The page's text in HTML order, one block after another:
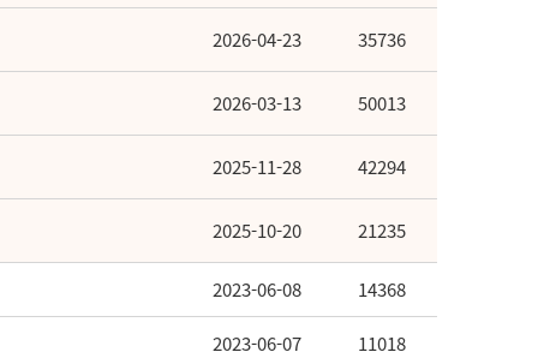
2026-04-23 35736
2026-03-13 50013
2025-11-28 42294
2025-10-20 21235
2023-06-08 14368
2023-06-07 11018